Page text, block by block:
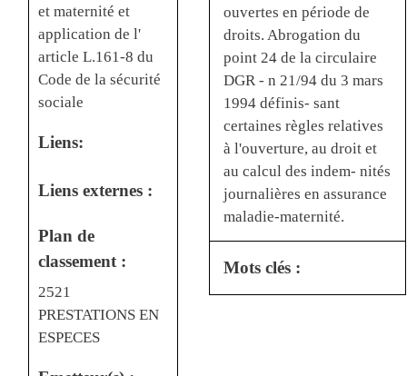
et maternité et
application de l'
article L.161-8 du
Code de la sécurité
sociale
Liens:
Liens externes :
Plan de
classement :
2521
PRESTATIONS EN
ESPECES
ouvertes en période de
droits. Abrogation du
point 24 de la circulaire
DGR - n 21/94 du 3 mars
1994 définis- sant
certaines règles relatives
à l'ouverture, au droit et
au calcul des indem- nités
journalières en assurance
maladie-maternité.
Mots clés :